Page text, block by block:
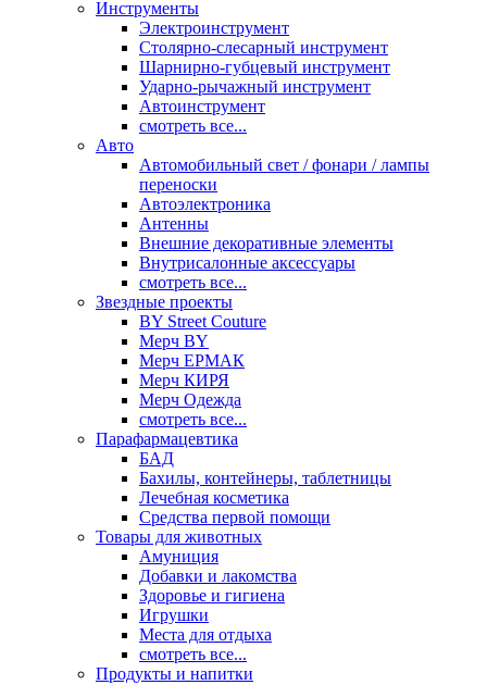
Инструменты
Электроинструмент
Столярно-слесарный инструмент
Шарнирно-губцевый инструмент
Ударно-рычажный инструмент
Автоинструмент
смотреть все...
Авто
Автомобильный свет / фонари / лампы
переноски
Автоэлектроника
Антенны
Внешние декоративные элементы
Внутрисалонные аксессуары
смотреть все...
Звездные проекты
BY Street Couture
Мерч BY
Мерч ЕРМАК
Мерч КИРЯ
Мерч Одежда
смотреть все...
Парафармацевтика
БАД
Бахилы, контейнеры, таблетницы
Лечебная косметика
Средства первой помощи
Товары для животных
Амуниция
Добавки и лакомства
Здоровье и гигиена
Игрушки
Места для отдыха
смотреть все...
Продукты и напитки